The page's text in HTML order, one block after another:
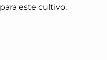
este cultivo.